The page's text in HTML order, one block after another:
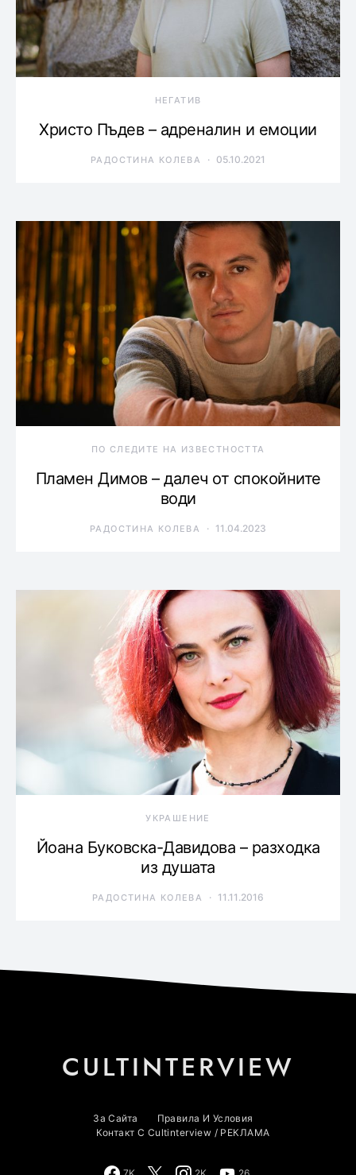
НЕГАТИВ
Христо Пъдев – адреналин и емоции
РАДОСТИНА КОЛЕВА 05.10.2021
ПО СЛЕДИТЕ НА ИЗВЕСТНОСТТА
Пламен Димов – далеч от спокойните
води
РАДОСТИНА КОЛЕВА 11.04.2023
УКРАШЕНИЕ
Йоана Буковска-Давидова – разходка
из душата
РАДОСТИНА КОЛЕВА 11.11.2016
CULTINTERVIEW
За Сайта
Правила И Условия
Контакт С Cultinterview / РЕКЛАМА